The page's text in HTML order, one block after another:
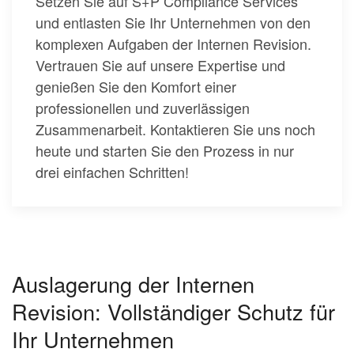
und entlasten Sie Ihr Unternehmen von den
komplexen Aufgaben der Internen Revision.
Vertrauen Sie auf unsere Expertise und
genießen Sie den Komfort einer
professionellen und zuverlässigen
Zusammenarbeit. Kontaktieren Sie uns noch
heute und starten Sie den Prozess in nur
drei einfachen Schritten!
Auslagerung der Internen
Revision: Vollständiger Schutz für
Ihr Unternehmen